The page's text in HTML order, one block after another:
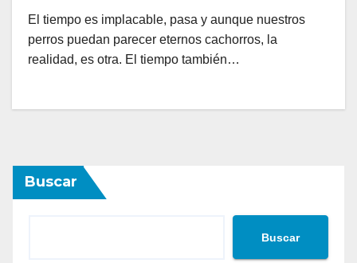
El tiempo es implacable, pasa y aunque nuestros
perros puedan parecer eternos cachorros, la
realidad, es otra. El tiempo también…
Buscar
Buscar